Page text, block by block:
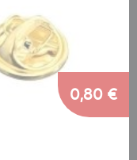
0,80 €